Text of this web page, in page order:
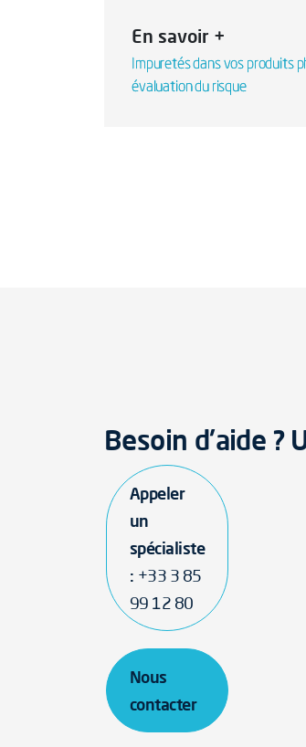
En savoir +
Impuretés dans vos produits
évaluation du risque
Besoin d'aide ?
Appeler
un
spécialiste
: +33 3 85
99 12 80
Nous
contacter